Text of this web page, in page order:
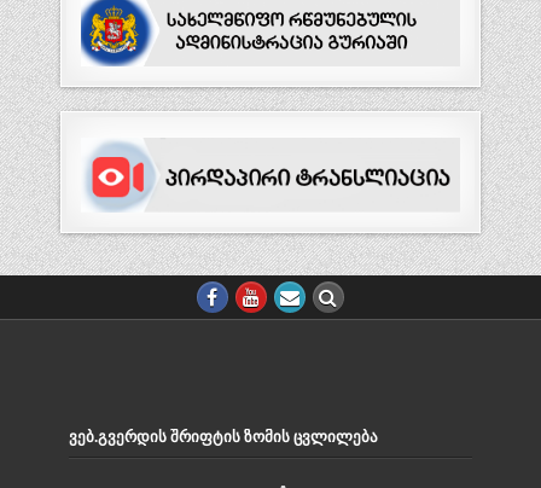
ᲕᲔᲑ.ᲒᲕᲔᲠᲓᲘᲡ ᲨᲠᲘᲤᲢᲘᲡ ᲖᲝᲛᲘᲡ ᲪᲕᲚᲘᲚᲔᲑᲐ
Decrease